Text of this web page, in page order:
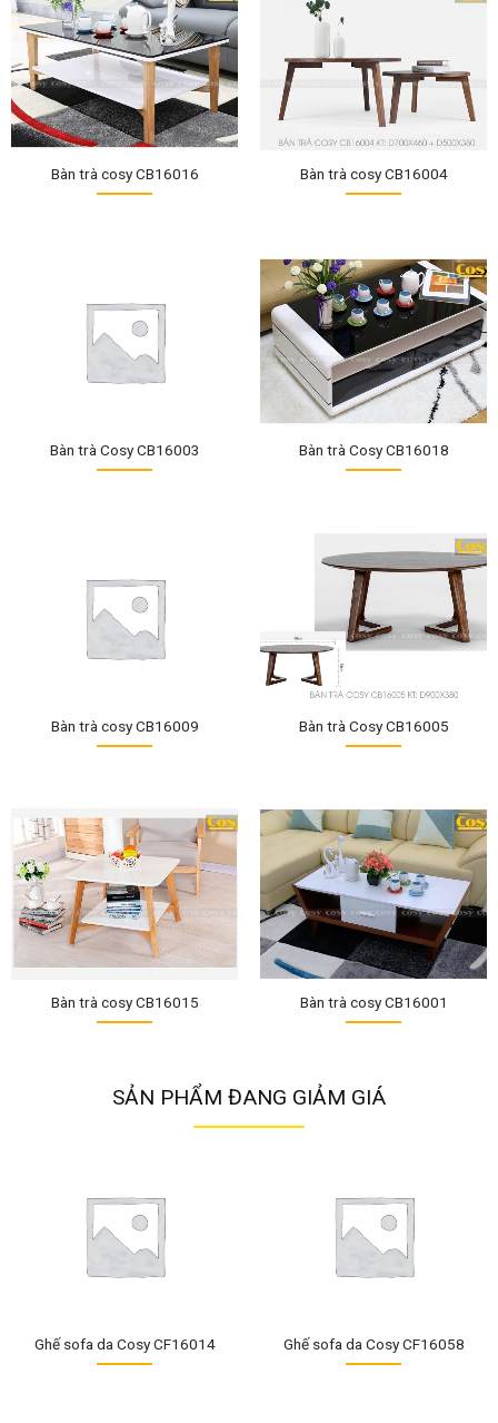
Bàn trà cosy CB16016 Bàn trà cosy CB16004
Bàn trà Cosy CB16003 Bàn trà Cosy CB16018
Bàn trà cosy CB16009 Bàn trà Cosy CB16005
Bàn trà cosy CB16015 Bàn trà cosy CB16001
SẢN PHẨM ĐANG GIẢM GIÁ
Ghế sofa da Cosy CF16014 Ghế sofa da Cosy CF16058